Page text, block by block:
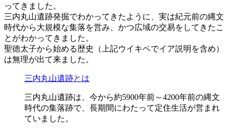
ってきました。
三内丸山遺跡発掘でわかってきたように、実は紀元前の縄文
時代から大規模な集落を営み、かつ広域の交易をしてきたこ
とがわかってきました。
聖徳太子から始める歴史（上記ウイキペでイア説明を含め）
は無理が出て来ました。
三内丸山遺跡とは
三内丸山遺跡は、今から約5900年前～4200年前の縄文
時代の集落跡で、長期間にわたって定住生活が営まれ
ていました。